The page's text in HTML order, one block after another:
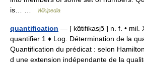
is… …
Wikipedia
quantification — [ kɑ̃tifikasjɔ̃ ] n. f. • mil.
quantifier 1 ♦ Log. Détermination de la
Quantification du prédicat : selon
d une extension indépendante de la